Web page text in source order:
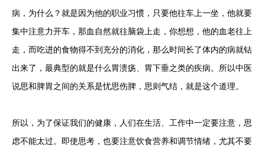
病，为什么？就是因为他的职业习惯，只要他往车上一坐，他就要
集中注意力开车，那血自然就往脑袋上走，你想想，他的血老往上
走，而吃进的食物得不到充分的消化，那么时间长了体内的病就钻
出来了，最典型的就是什么胃溃疡、胃下垂之类的疾病。所以中医
说思和脾胃之间的关系是忧思伤脾，思则气结，就是这个道理。
所以，为了保证我们的健康，人们在生活、工作中一定要注意，思
虑不能太过。即使思考，也要注意饮食营养和调节情绪，尤其不要